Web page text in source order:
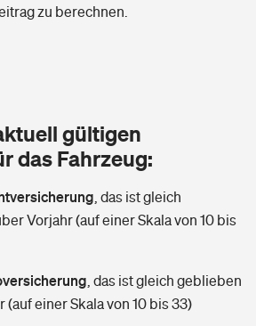
Geld bekomme ich im Alter?
Versicherer finden
zu berechnen.
gültigen
das Fahrzeug:
das ist gleich
Vorjahr (auf einer Skala von 10 bis
das ist gleich geblieben
einer Skala von 10 bis 33)